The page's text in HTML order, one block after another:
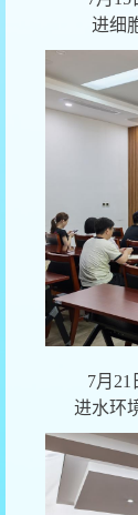
进细
7月
进水环